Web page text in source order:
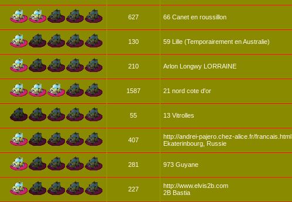
627 66 Canet en roussillon
130 59 Lille (Temporairement en Australie)
210 Arlon Longwy LORRAINE
1587 21 nord cote d'or
55 13 Vitrolles
407
http://andrei-pajero.chez-alice.fr/francais.html
Ekaterinbourg, Russie
281 973 Guyane
227
http://www.elvis2b.com
2B Bastia